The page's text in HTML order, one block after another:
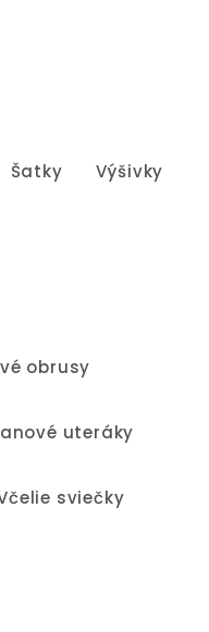
Šatky Výšivky
obrusy
uteráky
sviečky